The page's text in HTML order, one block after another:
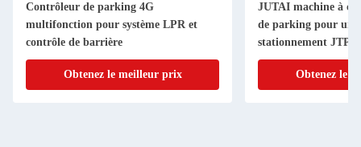
Contrôleur de parking 4G
multifonction pour système LPR et
contrôle de barrière
Obtenez le meilleur prix
JUTAI machine à
de parking pour une
stationnement
Obtenez le